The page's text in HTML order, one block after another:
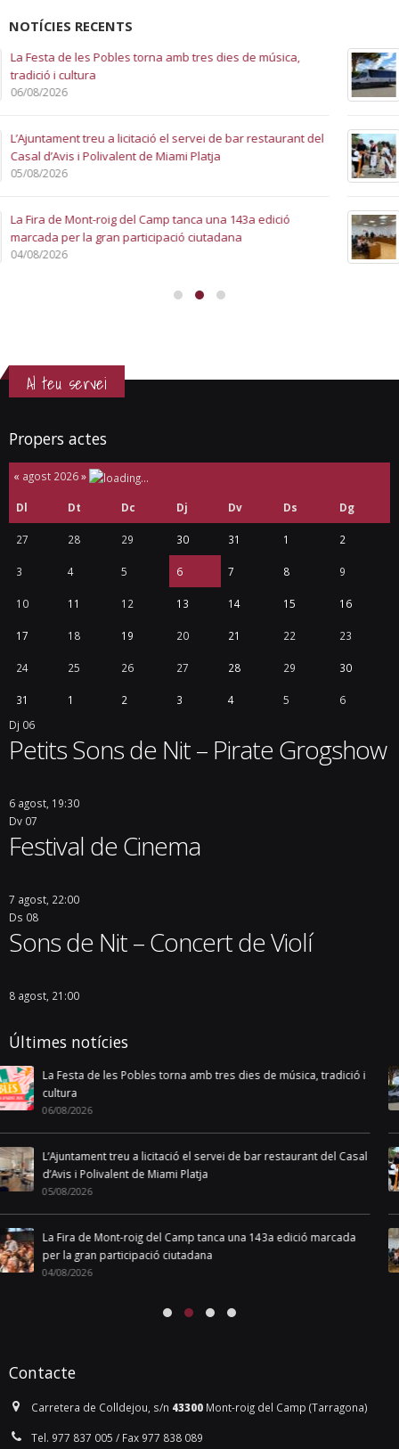
NOTÍCIES RECENTS
La línia de bus municipal modifica els horaris a partir del 4
d’agost per les obres de la nova rotonda d’accés
La 143a Fira de Mont-roig del Camp dona el tret de sortida
a una nova edició plena de tradició, cultura i festa
Quique Moreno pren possessió com a nou regidor de
l’Ajuntament de Mont-roig del Camp
Al teu servei
Propers actes
« agost 2026»
Dl Dt Dc Dj Dv Ds Dg
27 28 29 30 31 1 2
3 4 5 6 7 8 9
10 11 12 13 14 15 16
17 18 19 20 21 22 23
24 25 26 27 28 29 30
31 1 2 3 4 5
6
Dj 06
Petits Sons de Nit – Pirate Grogshow
6 agost, 19:30
Dv 07
Festival de Cinema
7 agost, 22:00
Ds 08
Sons de Nit – Concert de Violí
8 agost, 21:00
Últimes notícies
La línia de bus municipal modifica els horaris a partir del 4
d’agost per les obres de la nova rotonda d’accés
03/08/2026
La 143a Fira de Mont-roig del Camp dona el tret de sortida a una
nova edició plena de tradició, cultura i festa
01/08/2026
Quique Moreno pren possessió com a nou regidor de
l’Ajuntament de Mont-roig del Camp
31/07/2026
Contacte
Carretera de Colldejou, s/n 43300 Mont-roig del Camp (Tarragona)
Tel. 977 837 005 / Fax 977 838 089